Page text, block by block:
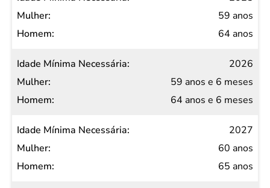
59 anos
64 anos
2026
59 anos e 6 meses
64 anos e 6 meses
2027
60 anos
65 anos